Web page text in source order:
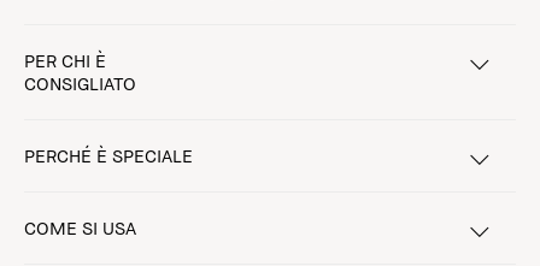
PER CHI È
CONSIGLIATO
PERCHÉ È SPECIALE
COME SI USA